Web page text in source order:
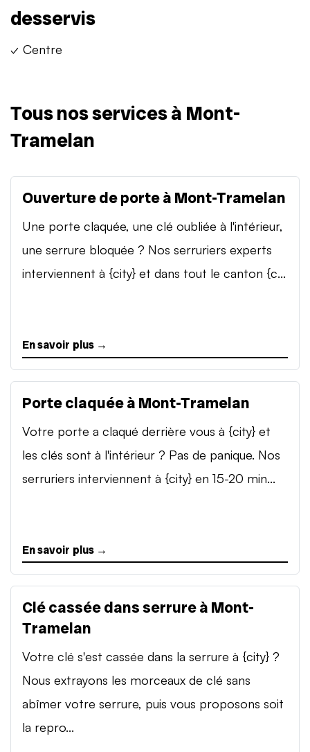
desservis
✓ Centre
Tous nos services à Mont-
Tramelan
Ouverture de porte à Mont-Tramelan
Une porte claquée, une clé oubliée à l'intérieur,
une serrure bloquée ? Nos serruriers experts
interviennent à {city} et dans tout le canton {c...
En savoir plus →
Porte claquée à Mont-Tramelan
Votre porte a claqué derrière vous à {city} et
les clés sont à l'intérieur ? Pas de panique. Nos
serruriers interviennent à {city} en 15-20 min...
En savoir plus →
Clé cassée dans serrure à Mont-
Tramelan
Votre clé s'est cassée dans la serrure à {city} ?
Nous extrayons les morceaux de clé sans
abîmer votre serrure, puis vous proposons soit
la repro...